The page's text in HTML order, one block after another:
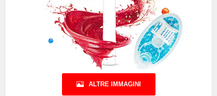
ALTRE IMMAGINI